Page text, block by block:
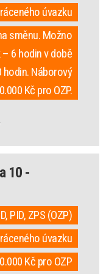
úvazku
směnu. Možno
6 hodin v době
hodin. Náborový
Kč pro OZP.
10 -
PID, ZPS (OZP)
úvazku
Kč pro OZP